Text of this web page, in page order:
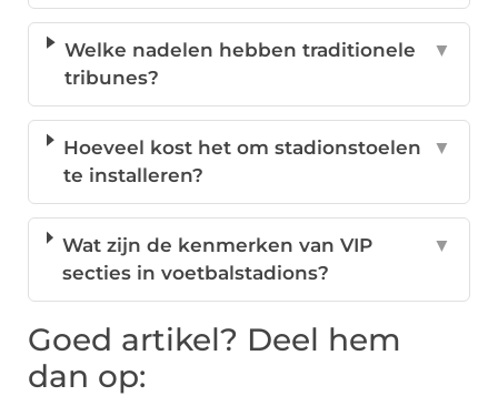
Welke nadelen hebben traditionele
tribunes?
▼
Hoeveel kost het om stadionstoelen
te installeren?
▼
Wat zijn de kenmerken van VIP
secties in voetbalstadions?
▼
Goed artikel? Deel hem
dan op: